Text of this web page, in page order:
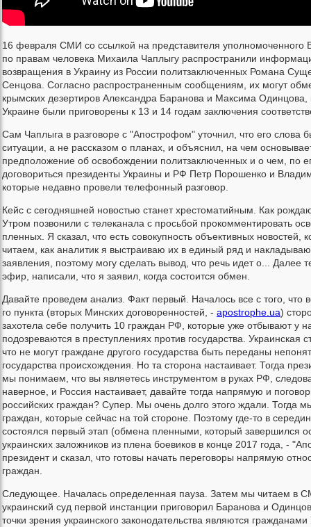
16 февраля СМИ со ссылкой на представителя уполномоченного
по правам человека Михаила Чаплыгу распространили
возвращения в Украину из России политзаключенных Романа
Сенцова. Согласно распространенным сообщениям, их могут
крымских дезертиров Александра Баранова и Максима Одинцова,
Украине были приговорены к 13 и 14 годам заключения
Сам Чаплыга в разговоре с "Апострофом" уточнил, что его слова
ситуации, а не рассказом о планах, и объяснил, на чем
предположение об освобождении политзаключенных и о чем, по
договориться президенты Украины и РФ Петр Порошенко и
которые недавно провели телефонный разговор.
Кейс с сегодняшней новостью станет хрестоматийным. Как
Утром позвонили с телеканала с просьбой прокомментировать
пленных. Я сказал, что есть совокупность объективных новостей,
читаем, как аналитик я выстраиваю их в единый ряд и
заявления, поэтому могу сделать вывод, что речь идет о... Далее
эфир, написали, что я заявил, когда состоится обмен.
Давайте проведем анализ. Факт первый. Началось все с того, что
го пункта (вторых Минских договоренностей, - apostrophe.ua)
захотела себе получить 10 граждан РФ, которые уже отбывают у
подозреваются в преступлениях против государства. Украинская
что не могут граждане другого государства быть переданы
государства происхождения. Но та сторона настаивает. Тогда
мы понимаем, что вы являетесь инструментом в руках РФ,
наверное, и Россия настаивает, давайте тогда напрямую и
российских граждан? Супер. Мы очень долго этого ждали. Тогда
граждан, которые сейчас на той стороне. Поэтому где-то в
состоялся первый этап (обмена пленными, который завершился
украинских заложников из плена боевиков в конце 2017 года, -
президент и сказал, что готовы начать переговоры напрямую
граждан.
Следующее. Началась определенная пауза. Затем мы читаем в
украинский суд первой инстанции приговорил Баранова и
точки зрения украинского законодательства являются